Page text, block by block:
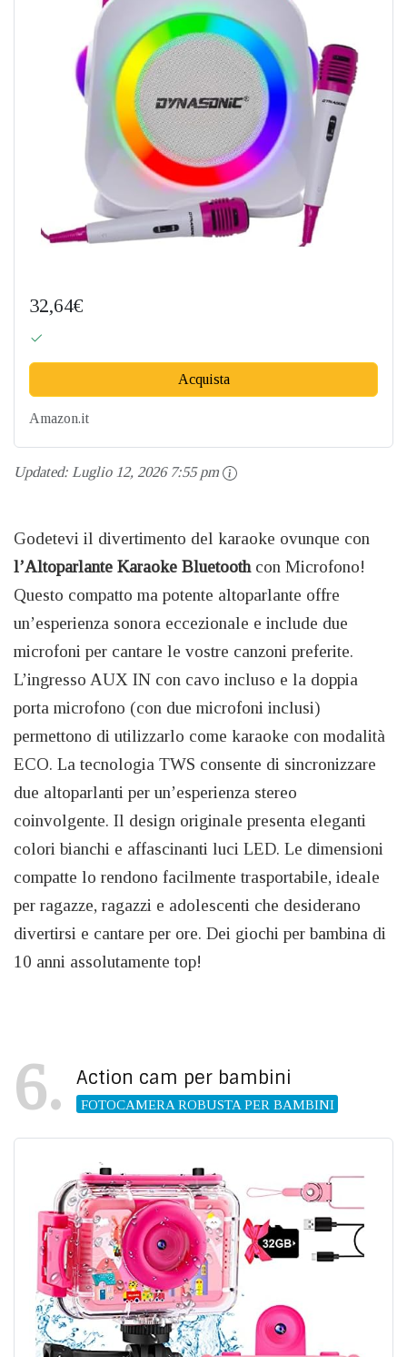
32,64€
Acquista
Amazon.it
Updated: Luglio 12, 2026 7:55 pm
Godetevi il divertimento del karaoke ovunque con
l’Altoparlante Karaoke Bluetooth con Microfono!
Questo compatto ma potente altoparlante offre
un’esperienza sonora eccezionale e include due
microfoni per cantare le vostre canzoni preferite.
L’ingresso AUX IN con cavo incluso e la doppia
porta microfono (con due microfoni inclusi)
permettono di utilizzarlo come karaoke con modalità
ECO. La tecnologia TWS consente di sincronizzare
due altoparlanti per un’esperienza stereo
coinvolgente. Il design originale presenta eleganti
colori bianchi e affascinanti luci LED. Le dimensioni
compatte lo rendono facilmente trasportabile, ideale
per ragazze, ragazzi e adolescenti che desiderano
divertirsi e cantare per ore. Dei giochi per bambina di
10 anni assolutamente top!
6 Action cam per bambini
FOTOCAMERA ROBUSTA PER BAMBINI